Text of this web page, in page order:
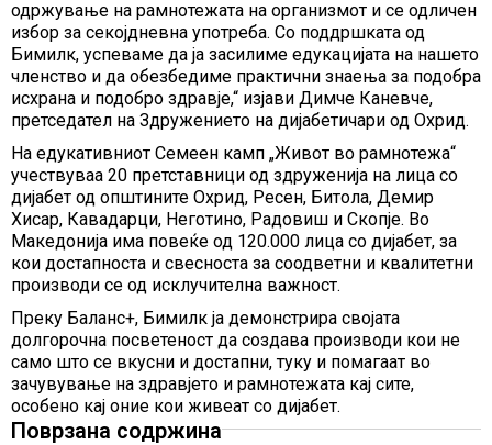
одржување на рамнотежата на организмот и се одличен
избор за секојдневна употреба. Со поддршката од
Бимилк, успеваме да ја засилиме едукацијата на нашето
членство и да обезбедиме практични знаења за подобра
исхрана и подобро здравје,“ изјави Димче Каневче,
претседател на Здружението на дијабетичари од Охрид.
На едукативниот Семеен камп „Живот во рамнотежа“
учествуваа 20 претставници од здруженија на лица со
дијабет од општините Охрид, Ресен, Битола, Демир
Хисар, Кавадарци, Неготино, Радовиш и Скопје. Во
Македонија има повеќе од 120.000 лица со дијабет, за
кои достапноста и свесноста за соодветни и квалитетни
производи се од исклучителна важност.
Преку Баланс+, Бимилк ја демонстрира својата
долгорочна посветеност да создава производи кои не
само што се вкусни и достапни, туку и помагаат во
зачувување на здравјето и рамнотежата кај сите,
особено кај оние кои живеат со дијабет.
Поврзана содржина